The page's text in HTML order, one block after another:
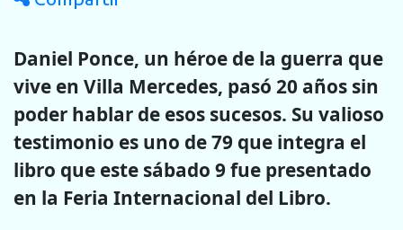
Daniel Ponce, un héroe de la guerra que
vive en Villa Mercedes, pasó 20 años sin
poder hablar de esos sucesos. Su valioso
testimonio es uno de 79 que integra el
libro que este sábado 9 fue presentado
en la Feria Internacional del Libro.